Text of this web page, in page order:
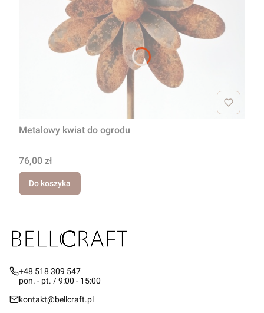
Metalowy kwiat do ogrodu
Cena
76,00 zł
Do koszyka
+48 518 309 547
pon. - pt. / 9:00 - 15:00
kontakt@bellcraft.pl